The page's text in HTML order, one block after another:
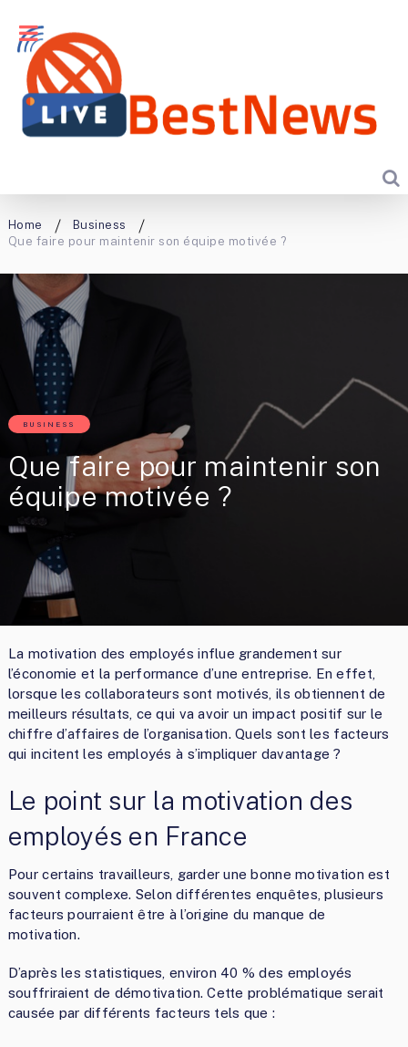
Home
Business
Que faire pour maintenir son équipe motivée ?
BUSINESS
Que faire pour maintenir son
équipe motivée ?
La motivation des employés influe grandement sur
l’économie et la performance d’une entreprise. En effet,
lorsque les collaborateurs sont motivés, ils obtiennent de
meilleurs résultats, ce qui va avoir un impact positif sur le
chiffre d’affaires de l’organisation. Quels sont les facteurs
qui incitent les employés à s’impliquer davantage ?
Le point sur la motivation des
employés en France
Pour certains travailleurs, garder une bonne motivation est
souvent complexe. Selon différentes enquêtes, plusieurs
facteurs pourraient être à l’origine du manque de
motivation.
D’après les statistiques, environ 40 % des employés
souffriraient de démotivation. Cette problématique serait
causée par différents facteurs tels que :